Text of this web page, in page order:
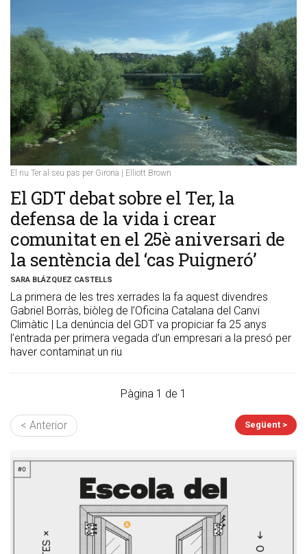
El riu Ter al seu pas per Girona | Elliott Brown
​El GDT debat sobre el Ter, la
defensa de la vida i crear
comunitat en el 25è aniversari de
la sentència del ‘cas Puigneró’
SARA BLÁZQUEZ CASTELLS
La primera de les tres xerrades la fa aquest divendres
Gabriel Borràs, biòleg de l’Oficina Catalana del Canvi
Climàtic | La denúncia del GDT va propiciar fa 25 anys
l’entrada per primera vegada d’un empresari a la presó per
haver contaminat un riu
Pàgina 1 de 1
< Anterior Següent >